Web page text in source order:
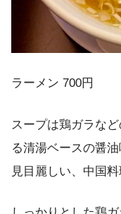
ラーメン 700円
スープは鶏ガラな
る清湯ベースの醤
見目麗しい、中国